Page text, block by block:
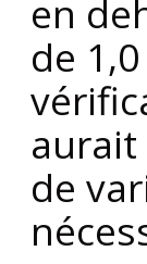
en
de
de